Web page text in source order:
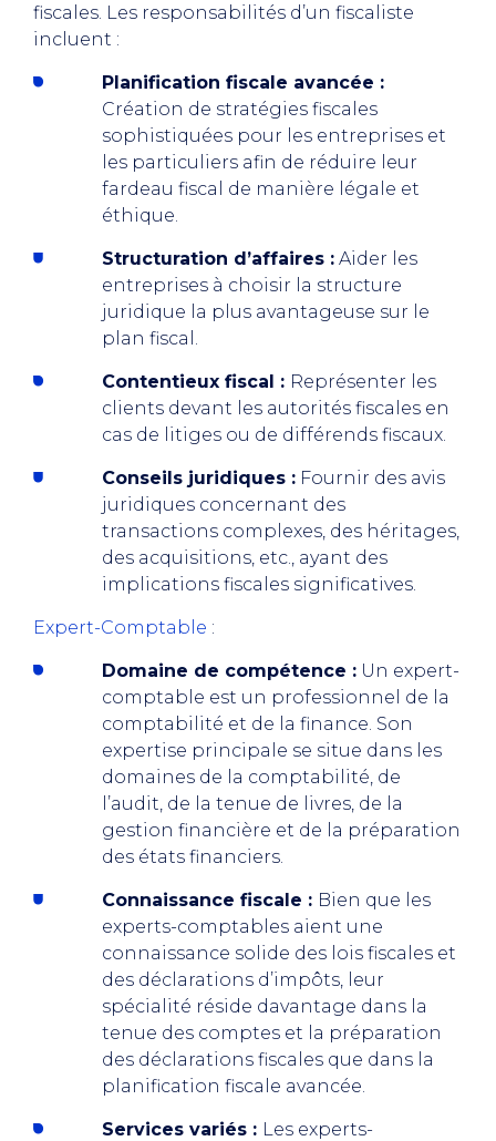
fiscales. Les responsabilités d’un fiscaliste
incluent :
Planification fiscale avancée :
Création de stratégies fiscales
sophistiquées pour les entreprises et
les particuliers afin de réduire leur
fardeau fiscal de manière légale et
éthique.
Structuration d’affaires : Aider les
entreprises à choisir la structure
juridique la plus avantageuse sur le
plan fiscal.
Contentieux fiscal : Représenter les
clients devant les autorités fiscales en
cas de litiges ou de différends fiscaux.
Conseils juridiques : Fournir des avis
juridiques concernant des
transactions complexes, des héritages,
des acquisitions, etc., ayant des
implications fiscales significatives.
Expert-Comptable :
Domaine de compétence : Un expert-
comptable est un professionnel de la
comptabilité et de la finance. Son
expertise principale se situe dans les
domaines de la comptabilité, de
l’audit, de la tenue de livres, de la
gestion financière et de la préparation
des états financiers.
Connaissance fiscale : Bien que les
experts-comptables aient une
connaissance solide des lois fiscales et
des déclarations d’impôts, leur
spécialité réside davantage dans la
tenue des comptes et la préparation
des déclarations fiscales que dans la
planification fiscale avancée.
Services variés : Les experts-